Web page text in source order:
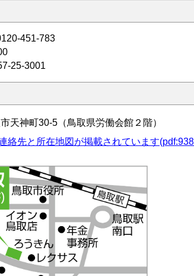
451-783
25-3001
神町30-5（鳥取県労働会館２階）
絡先と所在地図が掲載されています